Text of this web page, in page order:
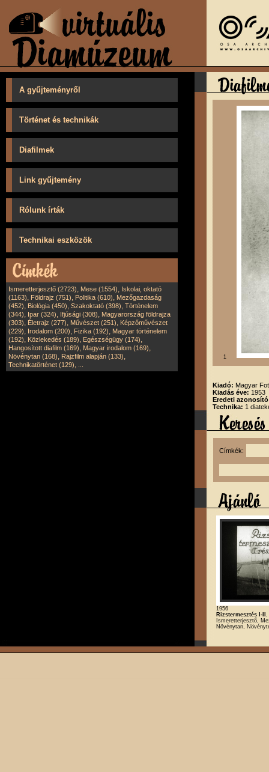
A gyűjteményről
Történet és technikák
Diafilmek
Link gyűjtemény
Rólunk írták
Technikai eszközök
Ismeretterjesztő (2723), Mese (1554), Iskolai, oktató
(1163), Földrajz (751), Politika (610), Mezőgazdaság
(452), Biológia (450), Szakoktató (398), Történelem
(344), Ipar (324), Ifjúsági (308), Magyarország földrajza
(303), Életrajz (277), Művészet (251), Képzőművészet
(229), Irodalom (200), Fizika (192), Magyar történelem
(192), Közlekedés (189), Egészségügy (174),
Hangosított diafilm (169), Magyar irodalom (169),
Növénytan (168), Rajzfilm alapján (133),
Technikatörténet (129),
1
Kiadó: Magyar
Kiadás éve: 1953
Eredeti
Technika: 1
Címkék:
1956
Rizstermesztés I-II.
Ismeretterjesztő,
Növénytan,